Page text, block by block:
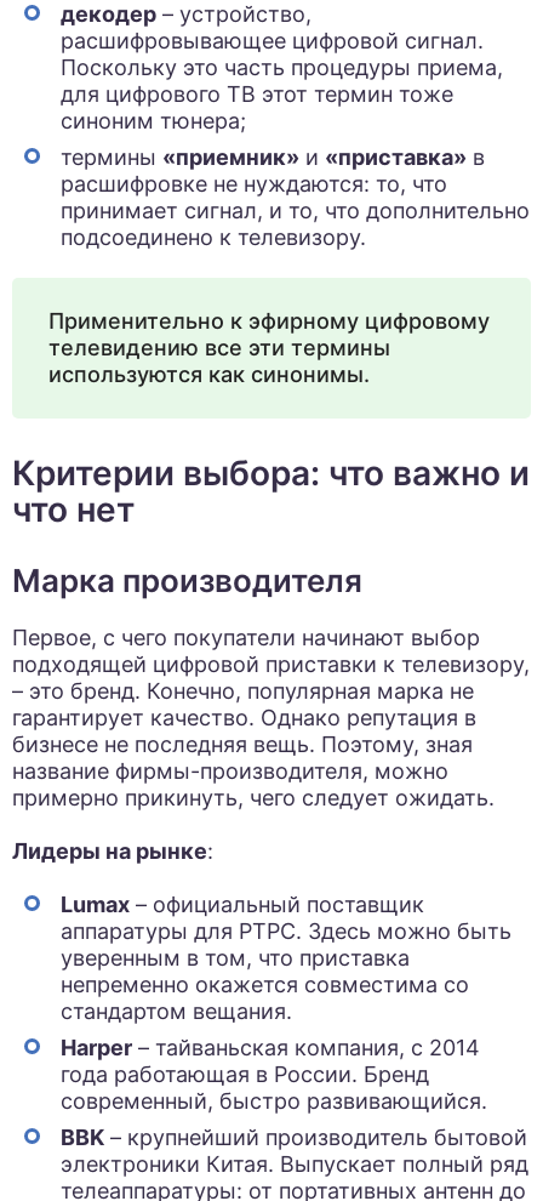
декодер – устройство,
расшифровывающее цифровой сигнал.
Поскольку это часть процедуры приема,
для цифрового ТВ этот термин тоже
синоним тюнера;
термины «приемник» и «приставка» в
расшифровке не нуждаются: то, что
принимает сигнал, и то, что дополнительно
подсоединено к телевизору.
Применительно к эфирному цифровому
телевидению все эти термины
используются как синонимы.
Критерии выбора: что важно и
что нет
Марка производителя
Первое, с чего покупатели начинают выбор
подходящей цифровой приставки к телевизору,
– это бренд. Конечно, популярная марка не
гарантирует качество. Однако репутация в
бизнесе не последняя вещь. Поэтому, зная
название фирмы-производителя, можно
примерно прикинуть, чего следует ожидать.
Лидеры на рынке:
Lumax – официальный поставщик
аппаратуры для РТРС. Здесь можно быть
уверенным в том, что приставка
непременно окажется совместима со
стандартом вещания.
Harper – тайваньская компания, с 2014
года работающая в России. Бренд
современный, быстро развивающийся.
BBK – крупнейший производитель бытовой
электроники Китая. Выпускает полный ряд
телеаппаратуры: от портативных антенн до